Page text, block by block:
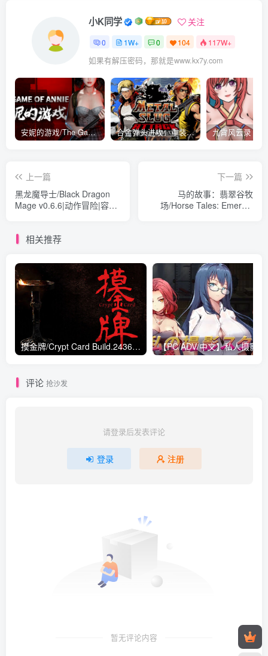
小K同学 关注
0 1W+ 0 104 117W+
如果有解压密码，那就是www.kx7y.com
安妮的游戏/The Game of Annie v0.99981|射击动作|容量14.6GB|免安装绿色中文版 合金弹头进攻：重装上阵/METAL SLUG ATTACK RELOADED Build.16214511|策略模拟|容量2.7GB|免安装绿色中文版
上一篇
黑龙魔导士/Black Dragon
Mage v0.6.6|动作冒险|容量
下一篇
马的故事：翡翠谷牧
场/Horse Tales: Emerald
相关推荐
摸金牌/Crypt Card Build.24363466|动作冒险|容量654MB|免安装绿色中文版
评论 抢沙发
请登录后发表评论
登录 注册
暂无评论内容